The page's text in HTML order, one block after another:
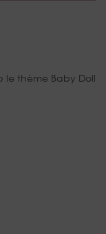
le thème Baby Doll